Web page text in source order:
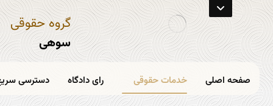
گروه حقوقی
سوهی
صفحه اصلی خدمات حقوقی رای دادگاه دسترسی